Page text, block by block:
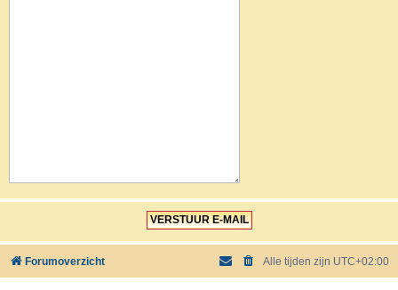
Forumoverzicht Alle tijden zijn UTC+02:00